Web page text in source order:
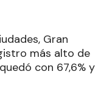
Gran
más alto de
con 67,6% y